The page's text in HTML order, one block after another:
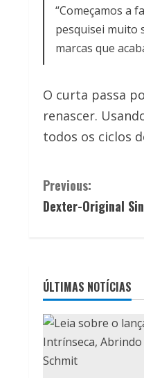
“Começamos a
pesquisei muito
marcas que
O curta passa
renascer.
todos os ciclos
C
o
t
i
n
u
Previous:
Dexter-Original
ÚLTIMAS NOTÍCIAS